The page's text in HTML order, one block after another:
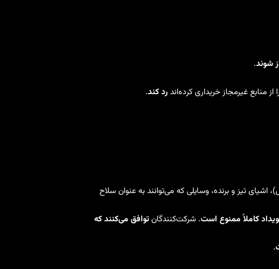
شوند.
منابع غیرمجاز خریداری کرده‌اندرد کند.
تیز و برنده، وسایلی که می‌توانند به عنوان سلاح
کاملاً ممنوع است. شرکت‌کنندگانتوافق می‌کنند که
.